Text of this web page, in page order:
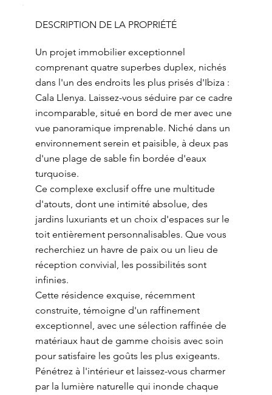
DESCRIPTION DE LA PROPRIÉTÉ
Un projet immobilier exceptionnel
comprenant quatre superbes duplex, nichés
dans l'un des endroits les plus prisés d'Ibiza :
Cala Llenya. Laissez-vous séduire par ce cadre
incomparable, situé en bord de mer avec une
vue panoramique imprenable. Niché dans un
environnement serein et paisible, à deux pas
d'une plage de sable fin bordée d'eaux
turquoise.
Ce complexe exclusif offre une multitude
d'atouts, dont une intimité absolue, des
jardins luxuriants et un choix d'espaces sur le
toit entièrement personnalisables. Que vous
recherchiez un havre de paix ou un lieu de
réception convivial, les possibilités sont
infinies.
Cette résidence exquise, récemment
construite, témoigne d'un raffinement
exceptionnel, avec une sélection raffinée de
matériaux haut de gamme choisis avec soin
pour satisfaire les goûts les plus exigeants.
Pénétrez à l'intérieur et laissez-vous charmer
par la lumière naturelle qui inonde chaque